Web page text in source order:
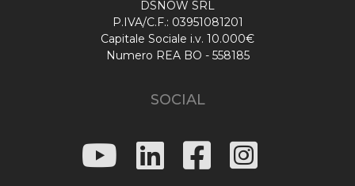
DSNOW SRL
P.IVA/C.F.: 03951081201
Capitale Sociale i.v. 10.000€
Numero REA BO - 558185
SOCIAL